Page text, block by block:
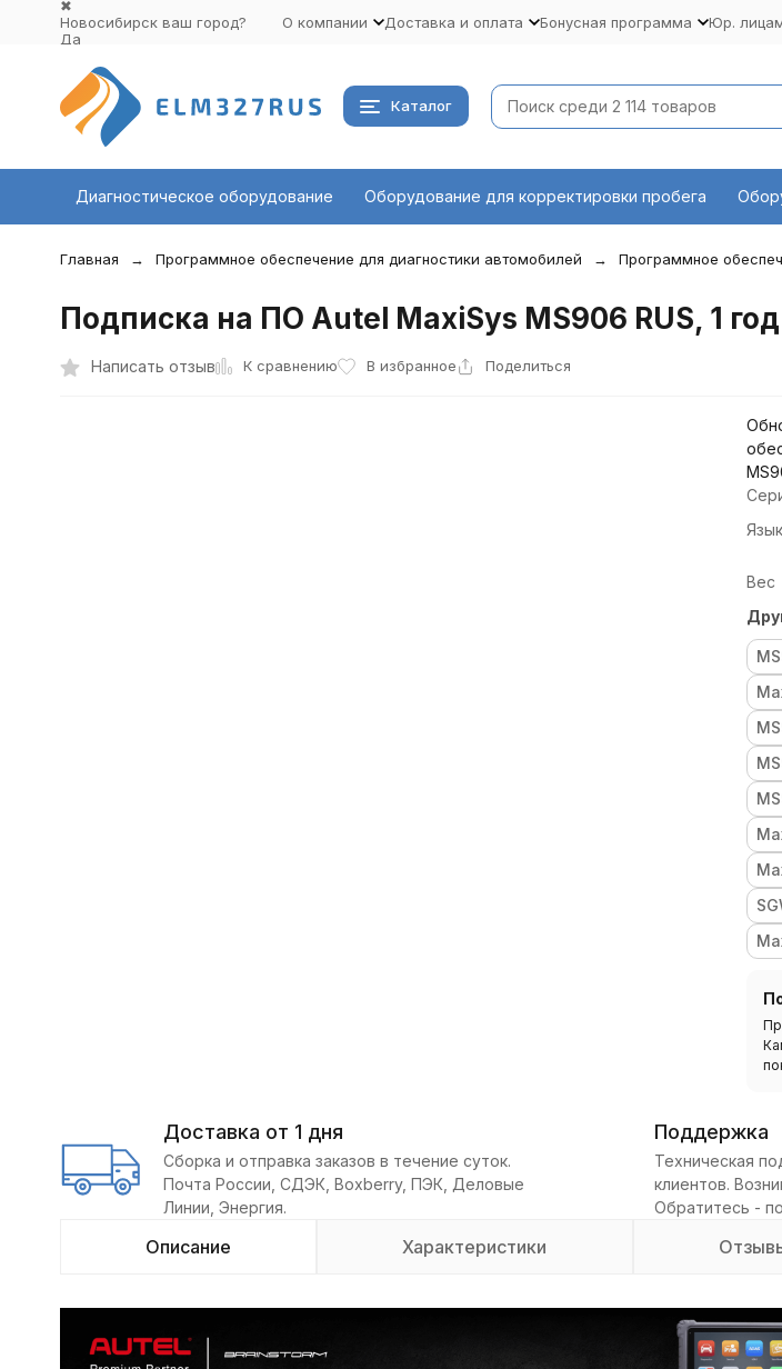
✖
Новосибирск ваш город?
Да
О компании Доставка и оплата Бонусная программа Юр.
Каталог
Диагностическое оборудование Оборудование для корректировки пробега
Главная Программное обеспечение для диагностики автомобилей Программное
Подписка на ПО Autel MaxiSys MS906 RUS, 1 год
Написать отзыв К сравнению В избранное Поделиться
Вес
Доставка от 1 дня
Сборка и отправка заказов в течение суток.
Почта России, СДЭК, Boxberry, ПЭК, Деловые
Линии, Энергия.
Поддержка
Техническая
клиентов.
Обратитесь -
Описание Характеристики